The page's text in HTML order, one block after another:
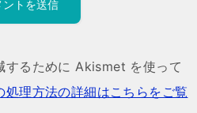
するために Akismet を使って
処理方法の詳細はこちらをご覧